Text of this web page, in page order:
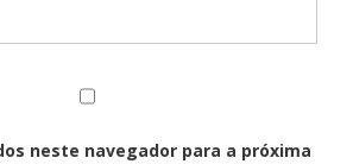
neste navegador para a próxima